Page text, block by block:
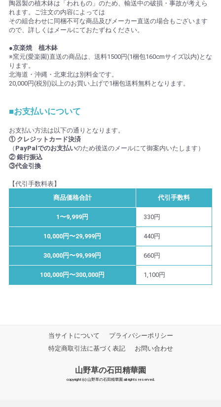
陶器製の植木鉢は「われもの」のため、輸送中の破損・事故が考えら
れます。ご注文の内容によっては
その組合わせに同梱不可な商品及びメーカー直送の場合もございます
ので、詳しくはメールにておたずねください。
●京楽焼 植木鉢
※窯元(愛楽園)直送の商品は、送料1500円(1梱包160cmサイズ以内)とな
ります。
北海道・沖縄・北東北は別料金です。
20,000円(税別)以上のお買い上げで1梱包送料無料となります。
■お支払いについて
お支払い方法は以下の通りとなります。
① クレジットカード決済
（ PayPalでのお支払いのため後送のメールにて御案内いたします）
② 銀行振込
③代金引換
【代引手数料表】
商品価格合計
代引手数料
1〜9,999円 330円
10,000円〜29,999円 440円
30,000円〜99,999円 660円
100,000円〜300,000円 1,100円
当サイトについて
プライバシーポリシー
特定商取引法に基づく表記
お問い合わせ
山野草の石田精華園
copyright (c) 山野草の石田精華園 all rights reserved.